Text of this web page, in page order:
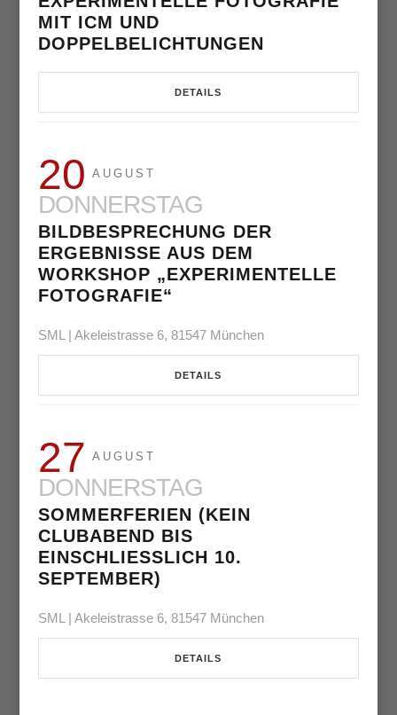
MIT ICM UND
DOPPELBELICHTUNGEN
DETAILS
20 AUGUST
DONNERSTAG
BILDBESPRECHUNG DER
ERGEBNISSE AUS DEM
WORKSHOP „EXPERIMENTELLE
FOTOGRAFIE“
SML | Akeleistrasse 6, 81547 München
DETAILS
27 AUGUST
DONNERSTAG
SOMMERFERIEN (KEIN
CLUBABEND BIS
EINSCHLIESSLICH 10. S
EPTEMBER)
SML | Akeleistrasse 6, 81547 München
DETAILS